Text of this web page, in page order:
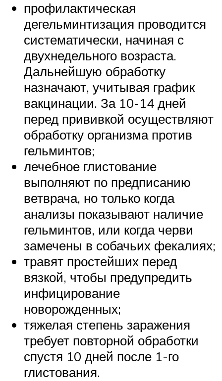
профилактическая
дегельминтизация проводится
систематически, начиная с
двухнедельного возраста.
Дальнейшую обработку
назначают, учитывая график
вакцинации. За 10-14 дней
перед прививкой осуществляют
обработку организма против
гельминтов;
лечебное глистование
выполняют по предписанию
ветврача, но только когда
анализы показывают наличие
гельминтов, или когда черви
замечены в собачьих фекалиях;
травят простейших перед
вязкой, чтобы предупредить
инфицирование
новорожденных;
тяжелая степень заражения
требует повторной обработки
спустя 10 дней после 1-го
глистования.